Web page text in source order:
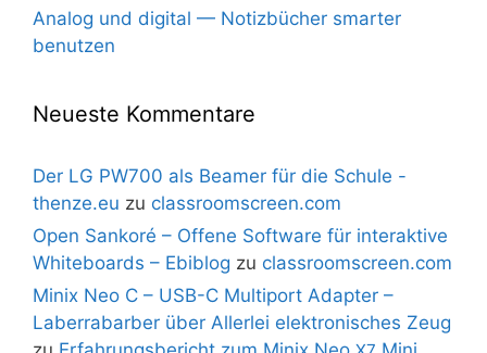
Analog und digital — Notizbücher smarter
benutzen
Neueste Kommentare
Der LG PW700 als Beamer für die Schule -
thenze.eu zu classroomscreen.com
Open Sankoré – Offene Software für interaktive
Whiteboards – Ebiblog zu classroomscreen.com
Minix Neo C – USB-C Multiport Adapter –
Laberrabarber über Allerlei elektronisches Zeug